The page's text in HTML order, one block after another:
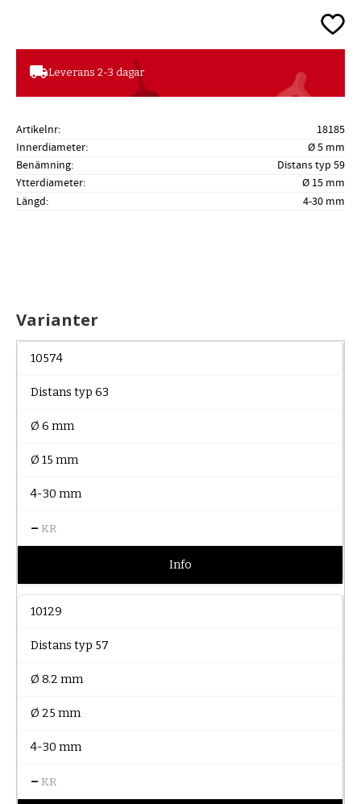
Lägg
local_shippingLeverans 2-3 dagar
Artikelnr
18185
Innerdiameter
Ø 5 mm
Benämning
Distans typ 59
Ytterdiameter
Ø 15 mm
Längd
4-30 mm
Varianter
10574
Distans typ 63
Ø 6 mm
Ø 15 mm
4-30 mm
– KR
Info
10129
Distans typ 57
Ø 8.2 mm
Ø 25 mm
4-30 mm
– KR